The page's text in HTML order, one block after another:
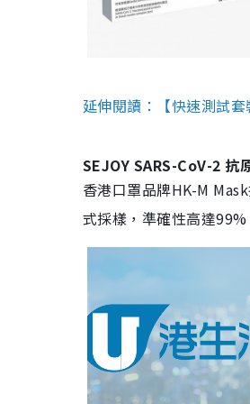
延伸閱讀：【快速測試
SEJOY SARS-CoV-2 抗
香港口罩品牌HK-M
式採樣，準確性高達